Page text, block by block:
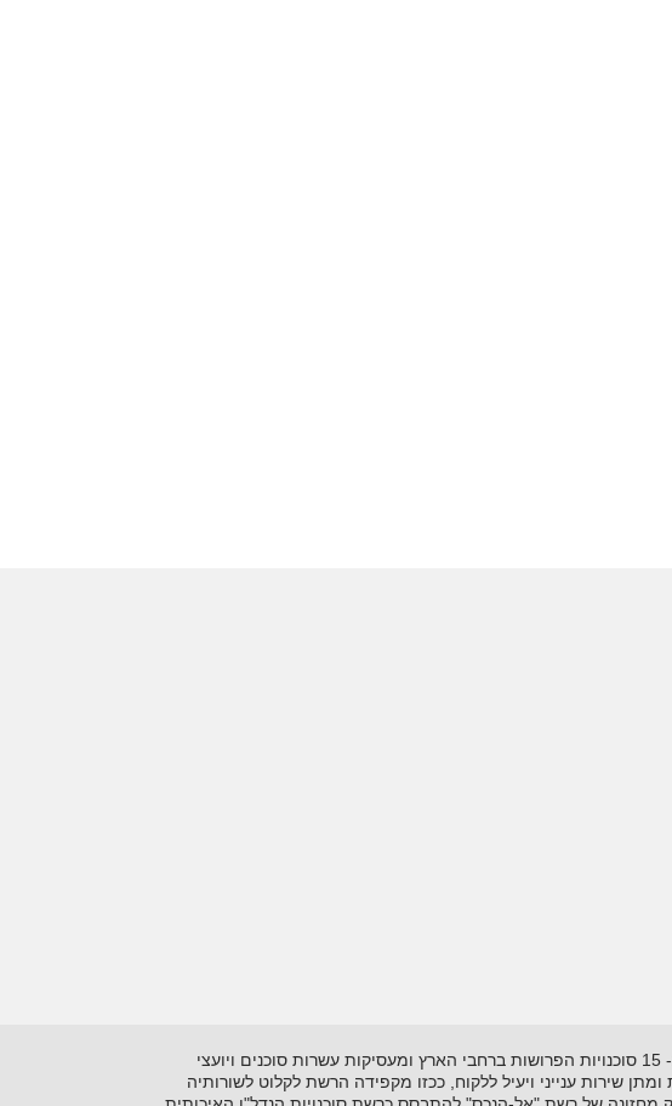
רשת "אל-הנכס" נוסדה בשנת 1995 ועוסקת בתיווך יזמות ושיווק נדל"ן על סוגיו השונים. כיום מונה הרשתלמעלה מ- 15 סוכנויות הפרושות ברחבי הארץ ומעסיקות עשרות סוכנים ויועצי
שירות ענייני ויעיל ללקוח, ככזו מקפידה הרשת לקלוט לשורותיה